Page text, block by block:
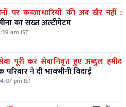
पर कब्जाधारियों की अब खैर नहीं :
का सख्त अल्टीमेटम
am IST
पूरी कर सेवानिवृत्त हुए अब्दुल हमीद
परिवार ने दी भावभीनी विदाई
pm IST